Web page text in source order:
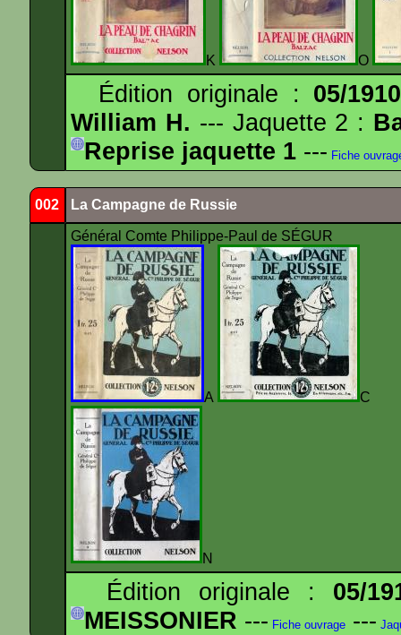
K O
Édition originale : 05/1910
William H. --- Jaquette 2 :
Reprise jaquette 1 --- Fiche
002 La Campagne de Russie
Général Comte Philippe-Paul de SÉGUR
A
N
Édition originale : 05/
MEISSONIER --- Fiche ouvrage ---